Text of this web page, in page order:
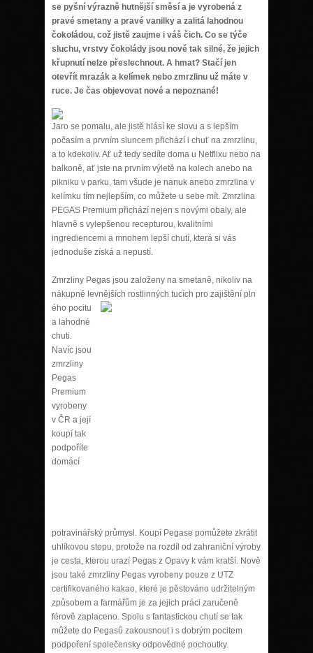
se pyšní výrazně hutnější směsí a je vyrobená z
pravé smetany a pravé vanilky a zalitá lahodnou
čokoládou, což jistě zaujme i váš čich. Co se týče
sluchu, vrstvy čokolády jsou nově tak silné, že jejich
křupnutí nelze přeslechnout. A hmat? Stačí jen
otevřít mrazák a kelímek nebo zmrzlinu už máte v
ruce. Je čas objevovat nové a nepoznané!
Jaro se pomalu, ale jistě hlásí ke slovu a s lepším
počasím a prvním sluncem přichází i chuť na zmrzlinu,
a to kdekoliv. Ať už tedy sedíte doma u Netflixu nebo na
balkoně, ať jste na prvním výletě na kolech anebo na
pikniku v parku, tam všude je nanuk anebo zmrzlina v
kelímku tím nejlepším, co můžete u sebe mít. Zmrzlina
PEGAS Premium přichází nejen s novými obaly, ale
hlavně s vylepšenou recepturou, kvalitními
ingrediencemi a mnohem lepší chutí, která si vás
jednoduše získá a nepustí.
Zmrzliny Pegas jsou založeny na smetaně, nikoliv na
nákupně levnějších rostlinných tucích pro zajištění pln
ého pocitu
a lahodné
chuti.
Navíc jsou
zmrzliny
Pegas
Premium
vyrobeny
v ČR a její
koupí tak
podpoříte
domácí
potravinářský průmysl. Koupí Pegase pomůžete zkrátit
uhlíkovou stopu, protože na rozdíl od zahraniční výroby
je cesta, kterou urazí Pegas z Opavy k vám kratší. Nově
jsou také zmrzliny Pegas vyrobeny pouze z UTZ
certifikovaného kakao, které je pěstováno udržitelným
způsobem a farmářům je za jejich práci zaručeně
férově zaplaceno. Spolu s fantastickou chutí se tak
můžete do Pegasů zakousnout i s dobrým pocitem
podpoření společensky odpovědné pochoutky.